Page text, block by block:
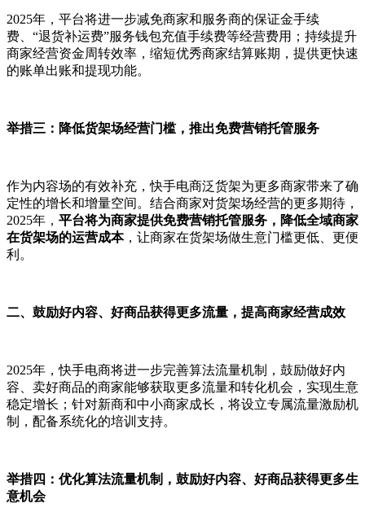
2025年，平台将进一步减免商家和服务商的保证金手续
费、“退货补运费”服务钱包充值手续费等经营费用；持续提升
商家经营资金周转效率，缩短优秀商家结算账期，提供更快速
的账单出账和提现功能。
举措三：降低货架场经营门槛，推出免费营销托管服务
作为内容场的有效补充，快手电商泛货架为更多商家带来了确
定性的增长和增量空间。结合商家对货架场经营的更多期待，
2025年， 平台将为商家提供免费营销托管服务，降低全域商家
在货架场的运营成本，让商家在货架场做生意门槛更低、更便
利。
二、鼓励好内容、好商品获得更多流量，提高商家经营成效
2025年，快手电商将进一步完善算法流量机制，鼓励做好内
容、卖好商品的商家能够获取更多流量和转化机会，实现生意
稳定增长；针对新商和中小商家成长，将设立专属流量激励机
制，配备系统化的培训支持。
举措四：优化算法流量机制，鼓励好内容、好商品获得更多生
意机会